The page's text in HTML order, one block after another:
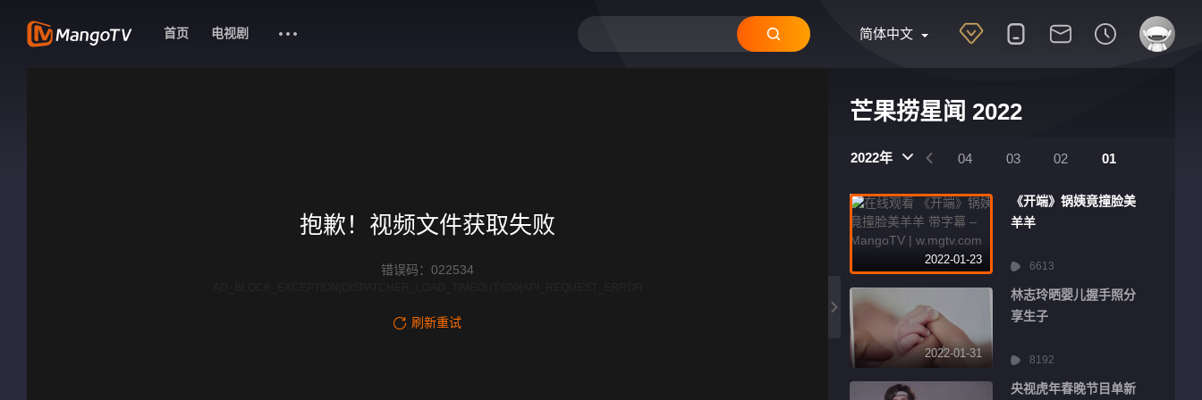
简体中文
首页 电视剧
芒果捞星闻 2022
2022年
06 05 04 03 02 01
2022-01-23
《开端》锅姨竟撞脸美
羊羊
6613
2022-01-31
林志玲晒婴儿握手照分
享生子
8192
央视虎年春晚节目单新
抱歉！视频文件获取失败
错误码：022534
刷新重试